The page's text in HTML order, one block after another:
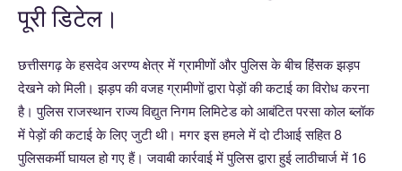
पूरी डिटेल।
छत्तीसगढ़ के हसदेव अरण्य क्षेत्र में ग्रामीणों और पुलिस के बीच हिंसक झड़प
देखने को मिली। झड़प की वजह ग्रामीणों द्वारा पेड़ों की कटाई का विरोध करना
है। पुलिस राजस्थान राज्य विद्युत निगम लिमिटेड को आबंटित परसा कोल ब्लॉक
में पेड़ों की कटाई के लिए जुटी थी। मगर इस हमले में दो टीआई सहित 8
पुलिसकर्मी घायल हो गए हैं। जवाबी कार्रवाई में पुलिस द्वारा हुई लाठीचार्ज में 16